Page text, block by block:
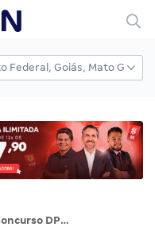
Concurso DPDF Defensor na LOA 2026; Inicial de R$ 25 mil